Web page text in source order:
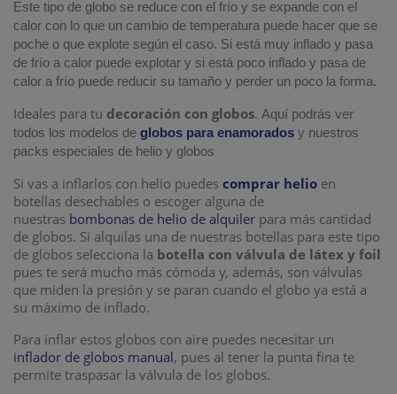
Este tipo de globo se reduce con el frío y se expande con el
calor con lo que un cambio de temperatura puede hacer que se
poche o que explote según el caso. Si está muy inflado y pasa
de frío a calor puede explotar y si está poco inflado y pasa de
calor a frío puede reducir su tamaño y perder un poco la forma.
Ideales para tu decoración con globos. Aquí podrás ver
todos los modelos de globos para enamorados y nuestros
packs especiales de helio y globos
Si vas a inflarlos con helio puedes comprar helio en
botellas desechables o escoger alguna de
nuestras bombonas de helio de alquiler para más cantidad
de globos. Si alquilas una de nuestras botellas para este tipo
de globos selecciona la botella con válvula de látex y foil
pues te será mucho más cómoda y, además, son válvulas
que miden la presión y se paran cuando el globo ya está a
su máximo de inflado.
Para inflar estos globos con aire puedes necesitar un
inflador de globos manual, pues al tener la punta fina te
permite traspasar la válvula de los globos.